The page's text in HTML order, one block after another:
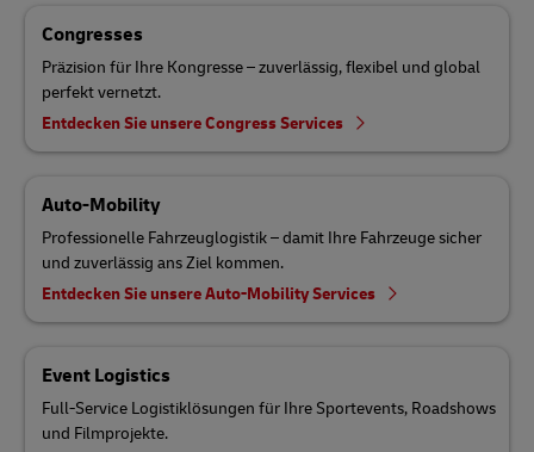
Congresses
Präzision für Ihre Kongresse – zuverlässig, flexibel und global
perfekt vernetzt.
Entdecken Sie unsere Congress Services
Auto-Mobility
Professionelle Fahrzeuglogistik – damit Ihre Fahrzeuge sicher
und zuverlässig ans Ziel kommen.
Entdecken Sie unsere Auto-Mobility Services
Event Logistics
Full-Service Logistiklösungen für Ihre Sportevents, Roadshows
und Filmprojekte.